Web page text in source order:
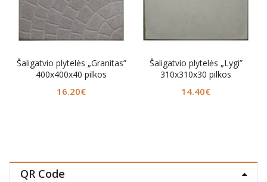
plytelės „Granitas”
400x400x40 pilkos
16.20 €
Šaligatvio plytelės „Lygi”
310x310x30 pilkos
14.40 €
QR Code